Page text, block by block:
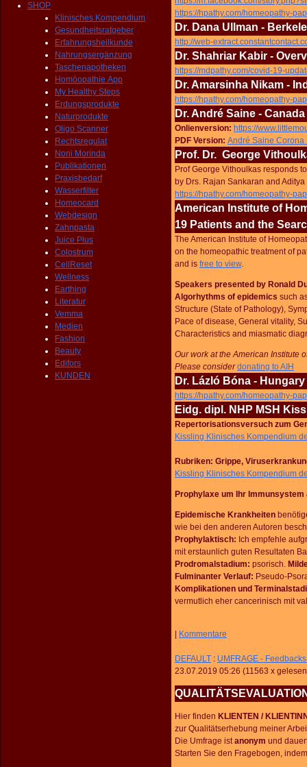
SHOP
Klinisches Kompendium
Gesundheitsratgeber
Erfahrungsheilkunde
Nahrungsergänzung
Taschenapotheken
Homöopathie App
My Healthy Steps
Erdungsprodukte
Naturprodukte
Oligo Scanner
Rechtsregulat
Noni Morinda
Publikationen
Praxisbedarf
Wasserfilter
Homeocard
Webdesign
Zahnpasta
Juice Plus
Colostrum
CellReset
Wellness
Earthing
Literatur
Vemma
Medien
Fashion
Beauty
Edifors
KUNDEN
https://hpathy.com/homeopathy-
Dr. Dana Ullman -
http://web-
Dr. Shahriar Kabir -
https://mdpathy.com/covid-19-
Dr. Amarsinha Nikam -
https://hpathy.com/homeopathy-
Dr. André Saine - Canada
Onlienversion: https://
PDF Version: André Saine Corona
Prof. Dr. George
Prof George Vithoulkas responds
by Drs. Rajan Sankaran and
https://hpathy.com/homeopathy-
American Institute of
19 Patients and the
The American Institute of
on the homeopathic treatment of
and is free to view.
Speakers presented by Ronald
Algorhythms of epidemics such
Structure (State of Pathology),
Pace of disease, General vitality,
Characteristics and miasmatic
Our work at the American Institute
Please consider donating to AIH
Dr. Lázló Bóna - Hungary
https://hpathy.com/homeopathy-
Eidg. dipl. NHP MSH
Repertorisationsversuch zum
Kissling Klinisches Kompendium
Rubriken: Grippe,
Kissling Klinisches Kompendium
Prophylaxe um Ihr Immunsystem
Epidemische Krankheiten
wie bei den anderen Autoren
Prophylaktisch: Ich empfehle
mit erstaunlich guten Resultaten
Prodromalstadium: psorisch.
Fulminanter Verlauf: Pseudo-
Komplikationen und
vermutlich eher cancerinisch mit
Kommentare
DEFAULT : UMFRAGE -
23.07.2019 05:26 (11563 x gelesen
Hier finden KLIENTEN /
zur Qualitätserhebung meiner
Die Umfrage istanonym und
Starten Sie den Fragebogen,